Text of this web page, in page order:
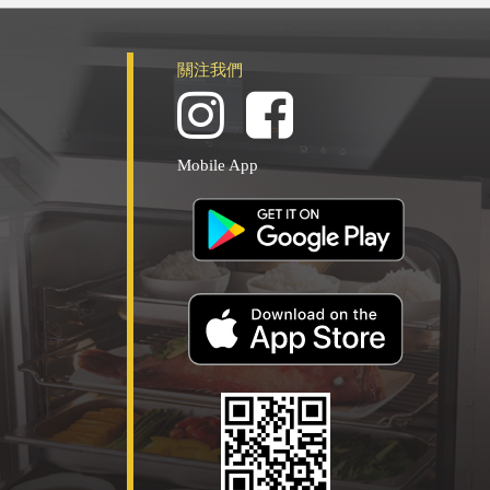
關注我們
Mobile App